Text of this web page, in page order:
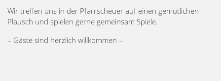
Wir treffen uns in der Pfarrscheuer auf einen gemütlichen
Plausch und spielen gerne gemeinsam Spiele.
– Gäste sind herzlich willkommen –